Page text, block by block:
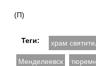
(П)
Теги: храм
Менделеевск